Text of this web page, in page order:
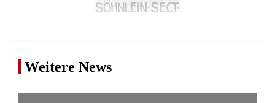
Weitere News